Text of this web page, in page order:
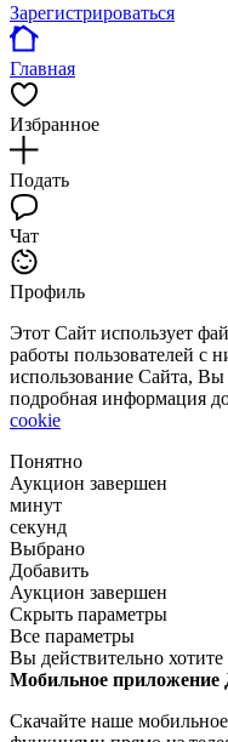
Зарегистрироваться
Главная
Избранное
Подать
Чат
Профиль
Этот Сайт использует
работы пользователей с
использование Сайта, Вы
подробная информация
cookie
Понятно
Аукцион завершен
минут
секунд
Выбрано
Добавить
Аукцион завершен
Скрыть параметры
Все параметры
Вы действительно хотите
Мобильное
Скачайте наше